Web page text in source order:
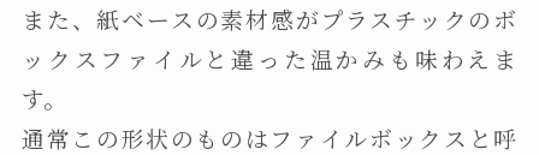
また、紙ベースの素材感がプラスチックのボ
ックスファイルと違った温かみも味わえま
す。
通常この形状のものはファイルボックスと呼